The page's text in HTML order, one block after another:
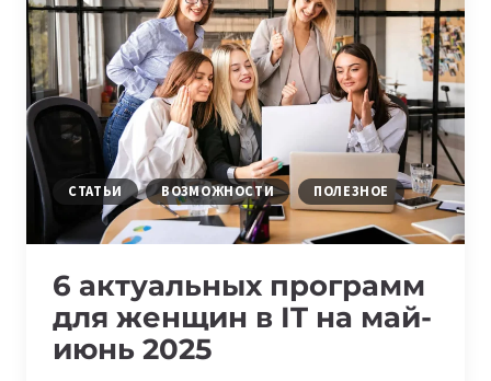
ЛОМАЮТ
СТЕРЕОТИПЫ
И
СТРОЯТ
КАРЬЕРУ
В
IT
СТАТЬИ ВОЗМОЖНОСТИ ПОЛЕЗНОЕ
6 актуальных программ
для женщин в IT на май-
июнь 2025